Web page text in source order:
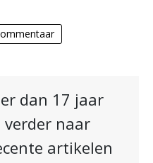
dan 17 jaar
verder naar
artikelen